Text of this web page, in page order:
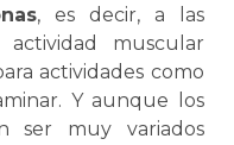
, es decir, a las
muscular
actividades como
Y aunque los
ser muy variados